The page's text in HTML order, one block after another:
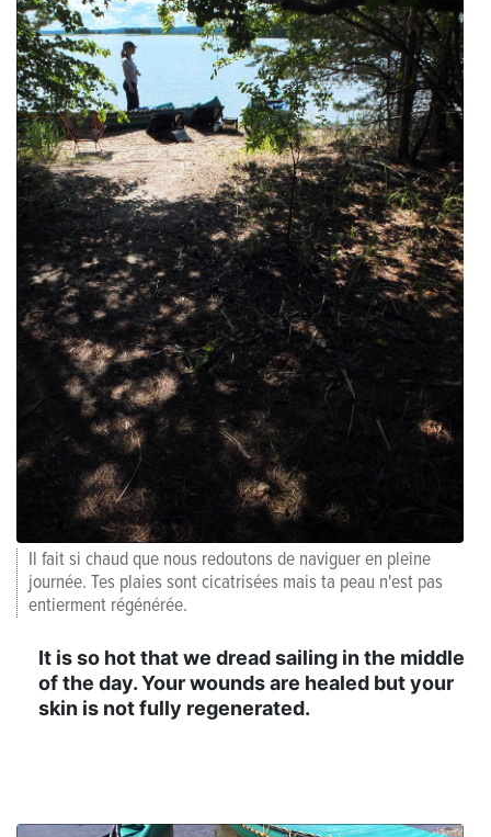
Il fait si chaud que nous redoutons de naviguer en pleine
journée. Tes plaies sont cicatrisées mais ta peau n'est pas
entierment régénérée.
It is so hot that we dread sailing in the middle
of the day. Your wounds are healed but your
skin is not fully regenerated.